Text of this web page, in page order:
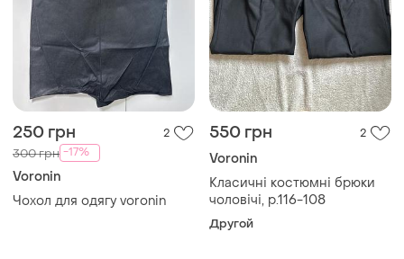
250 грн 2
300 грн -17%
Voronin
Чохол для одягу voronin
550 грн 2
Voronin
Класичні костюмні брюки
чоловічі, р.116-108
Другой